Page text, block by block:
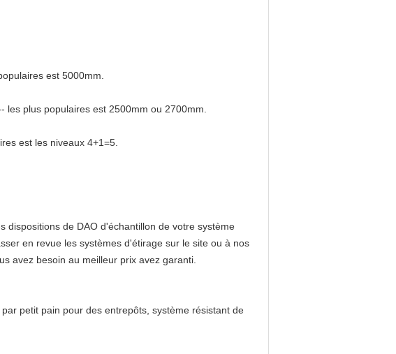
est 5000mm.
plus populaires est 2500mm ou 2700mm.
est les niveaux 4+1=5.
dispositions de DAO d'échantillon de votre système
en revue les systèmes d'étirage sur le site ou à nos
avez besoin au meilleur prix avez garanti.